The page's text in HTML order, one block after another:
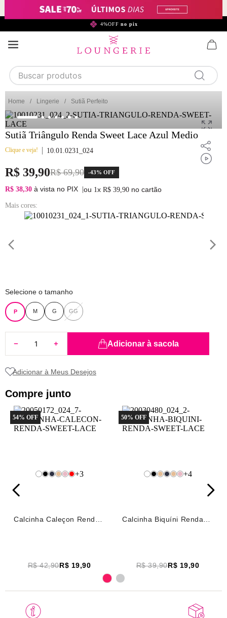
4%OFF no pix
Buscar produtos
1 calcinha
2 sutiã
camisola
renda
Lingerie Sutiã Perfeito
Sutiã Triângulo Renda Sweet Lace Azul Medio
Clique e veja! 10.01.0231_024
R$ 39,90R$ 69,90 -43% OFF
R$ 38,30 à vista no PIX ou 1x R$ 39,90 no cartão
Mais cores:
Selecione o tamanho
P M G GG
Adicionar à sacola
Compre junto
54% OFF
+3
Calcinha Caleçon Renda
R$ 42,90R$ 19,90
50% OFF
+4
Calcinha Biquíni Renda
R$ 39,90R$ 19,90